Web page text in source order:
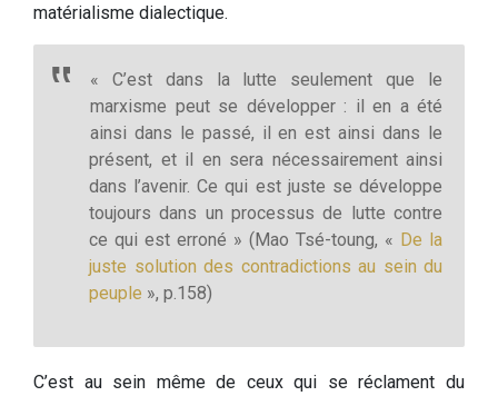
matérialisme dialectique.
« C’est dans la lutte seulement que le
marxisme peut se développer : il en a été
ainsi dans le passé, il en est ainsi dans le
présent, et il en sera nécessairement ainsi
dans l’avenir. Ce qui est juste se développe
toujours dans un processus de lutte contre
ce qui est erroné » (Mao Tsé-toung, « De la
juste solution des contradictions au sein du
peuple », p.158)
C’est au sein même de ceux qui se réclament du